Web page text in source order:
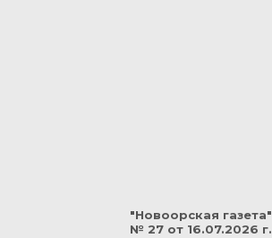
"Новоорская газета"
№ 27 от 16.07.2026 г.